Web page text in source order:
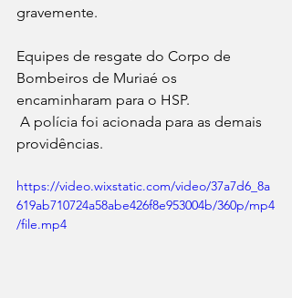
gravemente.
Equipes de resgate do Corpo de
Bombeiros de Muriaé os
encaminharam para o HSP.
providências.
https://video.wixstatic.com/video/37a7d6_8a
619ab710724a58abe426f8e953004b/360p/mp4
/file.mp4